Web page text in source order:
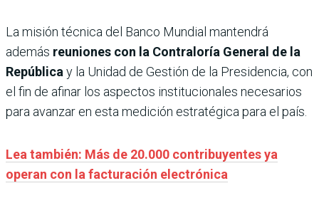
La misión técnica del Banco Mundial mantendrá
además reuniones con la Contraloría General de la
República y la Unidad de Gestión de la Presidencia, con
el fin de afinar los aspectos institucionales necesarios
para avanzar en esta medición estratégica para el país.
Lea también: Más de 20.000 contribuyentes ya
operan con la facturación electrónica